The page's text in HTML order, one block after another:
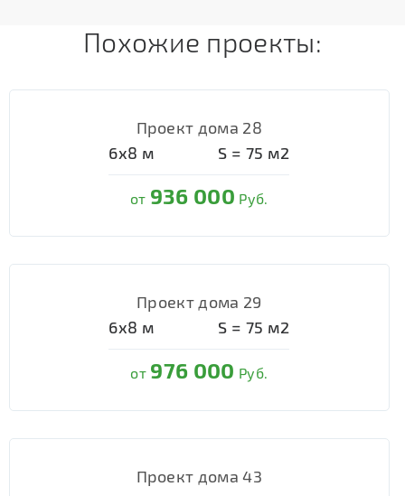
Похожие проекты:
Проект дома 28
6х8 м S = 75 м2
от 936 000 Руб.
Проект дома 29
6х8 м S = 75 м2
от 976 000 Руб.
Проект дома 43